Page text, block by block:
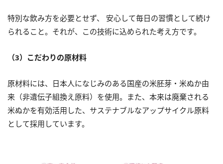
特別な飲み方を必要とせず、 安心して毎日の習慣として続け
られること。それが、この技術に込められた考え方です。
（3）こだわりの原材料
原材料には、日本人になじみのある国産の米胚芽・米ぬか由
来（非遺伝子組換え原料）を使用。また、本来は廃棄される
米ぬかを有効活用した、サステナブルなアップサイクル原料
として採用しています。